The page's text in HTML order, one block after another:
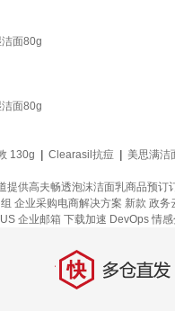
面80g
面80g
130g Clearasil抗痘 美思满洁
供高夫畅透泡沫洁面乳商品预
企业采购电商解决方案 新款 政务
企业邮箱 下载加速 DevOps 情
快 多仓直发，